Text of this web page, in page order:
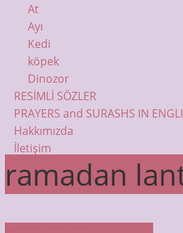
At
Ayı
Kedi
köpek
Dinozor
RESİMLİ SÖZLER
PRAYERS and SURASHS IN
Hakkımızda
İletişim
ramadan